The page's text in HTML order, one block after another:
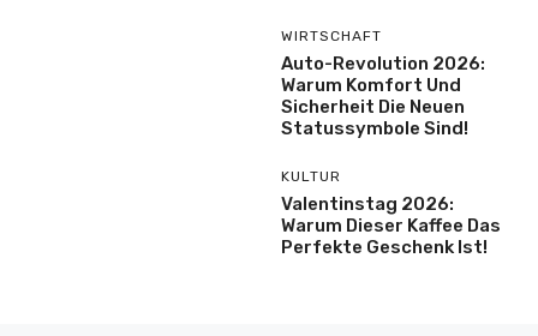
WIRTSCHAFT
Auto-Revolution 2026:
Warum Komfort Und
Sicherheit Die Neuen
Statussymbole Sind!
KULTUR
Valentinstag 2026:
Warum Dieser Kaffee Das
Perfekte Geschenk Ist!